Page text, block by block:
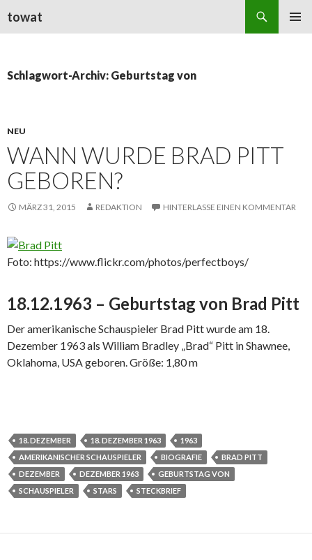
towat
Schlagwort-Archiv: Geburtstag von
NEU
WANN WURDE BRAD PITT
GEBOREN?
MÄRZ 31, 2015 REDAKTION HINTERLASSE EINEN KOMMENTAR
Foto: https://www.flickr.com/photos/perfectboys/
18.12.1963 – Geburtstag von Brad Pitt
Der amerikanische Schauspieler Brad Pitt wurde am 18.
Dezember 1963 als William Bradley „Brad“ Pitt in Shawnee,
Oklahoma, USA geboren. Größe: 1,80 m
18. DEZEMBER 18. DEZEMBER 1963
1963
AMERIKANISCHER SCHAUSPIELER
BIOGRAFIE
BRAD PITT
DEZEMBER
DEZEMBER 1963
GEBURTSTAG VON
SCHAUSPIELER
STARS STECKBRIEF